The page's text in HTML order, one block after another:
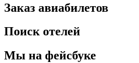
Заказ авиабилетов
Поиск отелей
Мы на фейсбуке